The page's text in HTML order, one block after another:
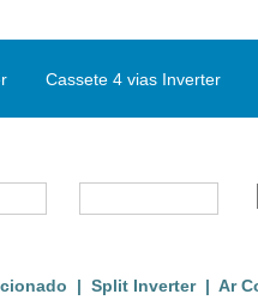
Cassete 4 vias Inverter
| Split Inverter| Ar